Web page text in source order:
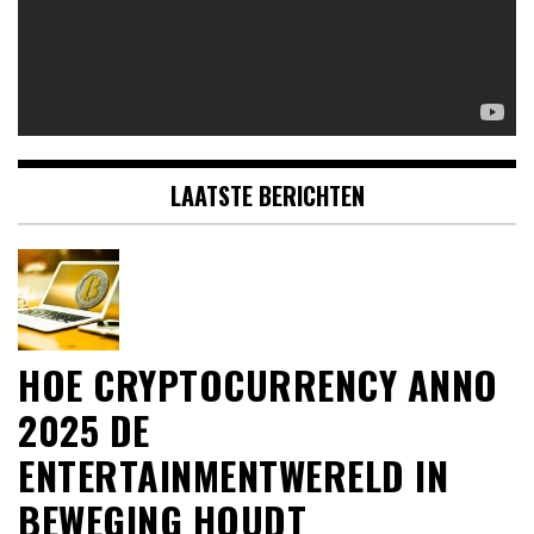
LAATSTE BERICHTEN
HOE CRYPTOCURRENCY ANNO
2025 DE
ENTERTAINMENTWERELD IN
BEWEGING HOUDT